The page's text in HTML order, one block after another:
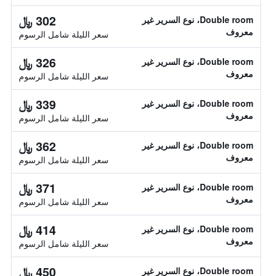
Double room، نوع السرير غير
معروف
302 ﷼
سعر الليلة شامل الرسوم
Double room، نوع السرير غير
معروف
326 ﷼
سعر الليلة شامل الرسوم
Double room، نوع السرير غير
معروف
339 ﷼
سعر الليلة شامل الرسوم
Double room، نوع السرير غير
معروف
362 ﷼
سعر الليلة شامل الرسوم
Double room، نوع السرير غير
معروف
371 ﷼
سعر الليلة شامل الرسوم
Double room، نوع السرير غير
معروف
414 ﷼
سعر الليلة شامل الرسوم
Double room، نوع السرير غير 450 ﷼